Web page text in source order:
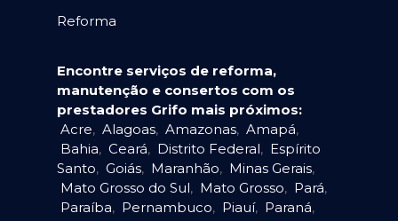
Reforma
Encontre serviços de reforma,
manutenção e consertos com os
prestadores Grifo mais próximos:
Acre, Alagoas, Amazonas, Amapá,
Bahia, Ceará, Distrito Federal, Espírito
Santo, Goiás, Maranhão, Minas Gerais,
Mato Grosso do Sul, Mato Grosso, Pará,
Paraíba, Pernambuco, Piauí, Paraná,